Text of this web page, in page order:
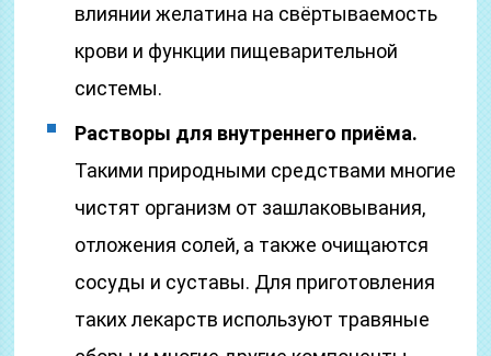
влиянии желатина на свёртываемость
крови и функции пищеварительной
системы.
Растворы для внутреннего приёма.
Такими природными средствами многие
чистят организм от зашлаковывания,
отложения солей, а также очищаются
сосуды и суставы. Для приготовления
таких лекарств используют травяные